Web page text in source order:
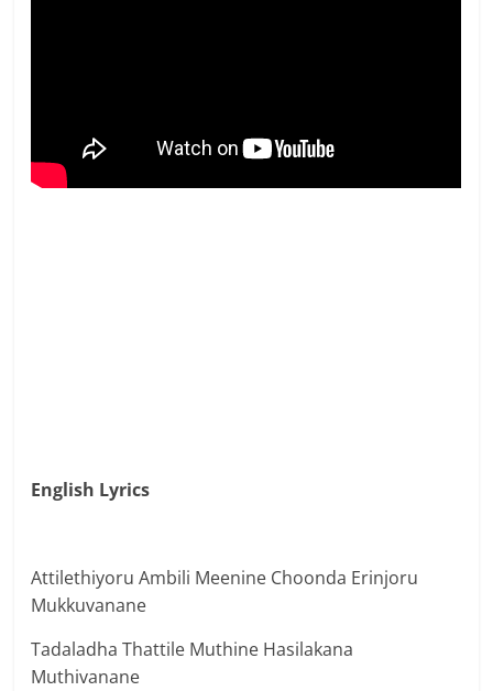
English Lyrics
Attilethiyoru Ambili Meenine Choonda Erinjoru
Mukkuvanane
Tadaladha Thattile Muthine Hasilakana
Muthivanane